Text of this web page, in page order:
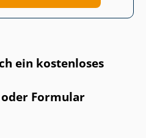
ein kostenloses
oder Formular